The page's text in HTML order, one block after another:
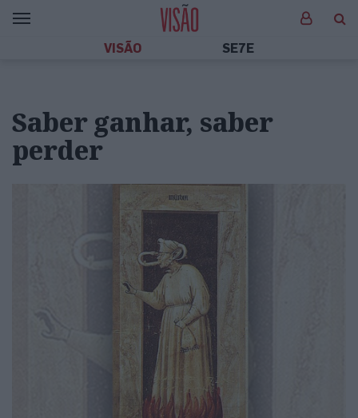
VISÃO SE7E
Saber ganhar, saber
perder